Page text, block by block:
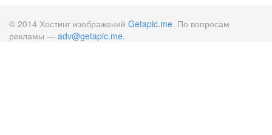
© 2014 Хостинг изображений Getapic.me. По вопросам
рекламы — adv@getapic.me.